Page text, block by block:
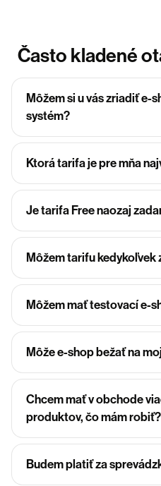
Často kladené
Môžem si u vás zriadiť e-
systém?
Ktorá tarifa je pre mňa
Je tarifa Free naozaj
Môžem tarifu kedykoľvek
Môžem mať testovací e-
Môže e-shop bežať na
Chcem mať v obchode
produktov, čo mám robiť?
Budem platiť za